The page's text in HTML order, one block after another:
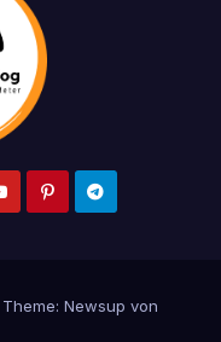
Theme: Newsup von